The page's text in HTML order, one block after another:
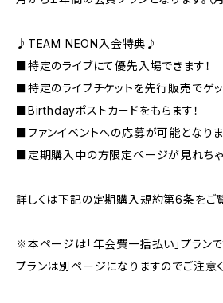
♪TEAM NEON入会特典♪
■特定のライブにて優先入場できます！
■特定のライブチケットを先行販売でゲッ
■Birthdayポストカードをもらます！
■ファンイベントへの応募が可能となりま
■定期購入中の方限定ページが見れちゃ
詳しくは下記の定期購入規約第6条をご覧
※本ページは「年会費一括払い」プランで
プランは別ページになりますのでご注意く